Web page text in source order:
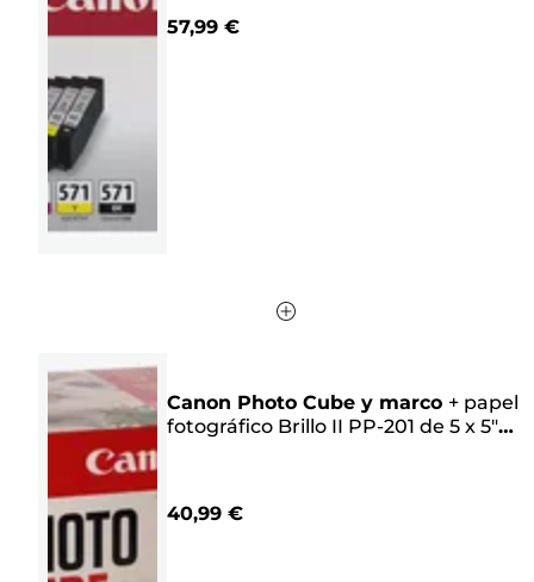
de
57,99 €
Canon Photo Cube y marco + papel
fotográfico Brillo II PP-201 de 5 x 5"
40,99 €